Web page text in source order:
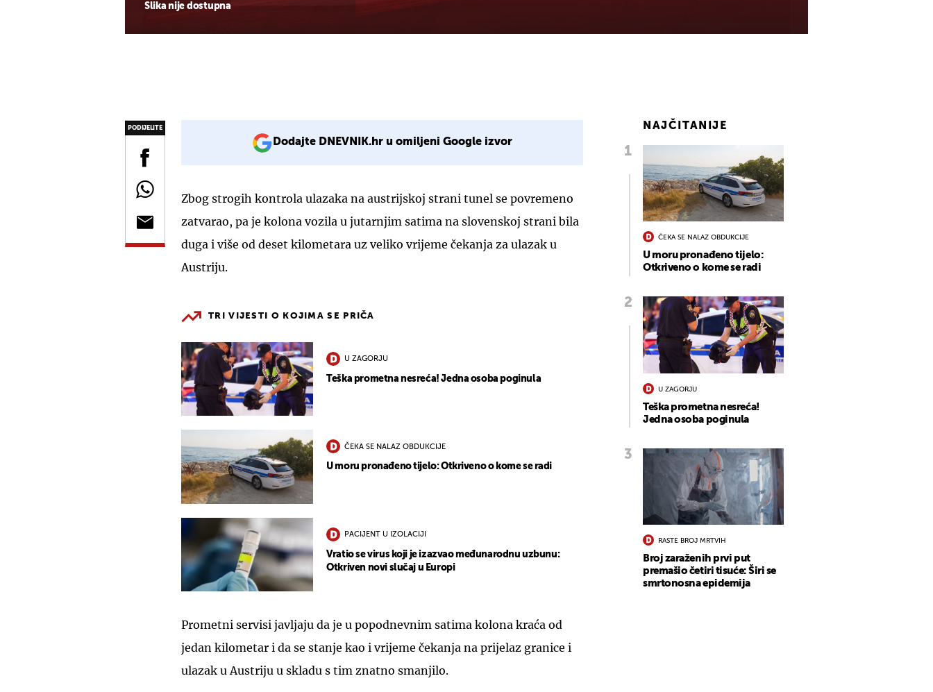
Slika nije dostupna
PODIJELITE
Dodajte DNEVNIK.hr u omiljeni Google izvor
Zbog strogih kontrola ulazaka na austrijskoj strani tunel se povremeno
zatvarao, pa je kolona vozila u jutarnjim satima na slovenskoj strani bila
duga i više od deset kilometara uz veliko vrijeme čekanja za ulazak u
Austriju.
TRI VIJESTI O KOJIMA SE PRIČA
U ZAGORJU
Teška prometna nesreća! Jedna osoba poginula
ČEKA SE NALAZ OBDUKCIJE
U moru pronađeno tijelo: Otkriveno o kome se radi
PACIJENT U IZOLACIJI
Vratio se virus koji je izazvao međunarodnu uzbunu:
Otkriven novi slučaj u Europi
Prometni servisi javljaju da je u popodnevnim satima kolona kraća od
jedan kilometar i da se stanje kao i vrijeme čekanja na prijelaz granice i
ulazak u Austriju u skladu s tim znatno smanjilo.
NAJČITANIJE
ČEKA SE NALAZ OBDUKCIJE
U moru pronađeno tijelo:
Otkriveno o kome se radi
U ZAGORJU
Teška prometna nesreća!
Jedna osoba poginula
RASTE BROJ MRTVIH
Broj zaraženih prvi put
premašio četiri tisuće: Širi se
smrtonosna epidemija